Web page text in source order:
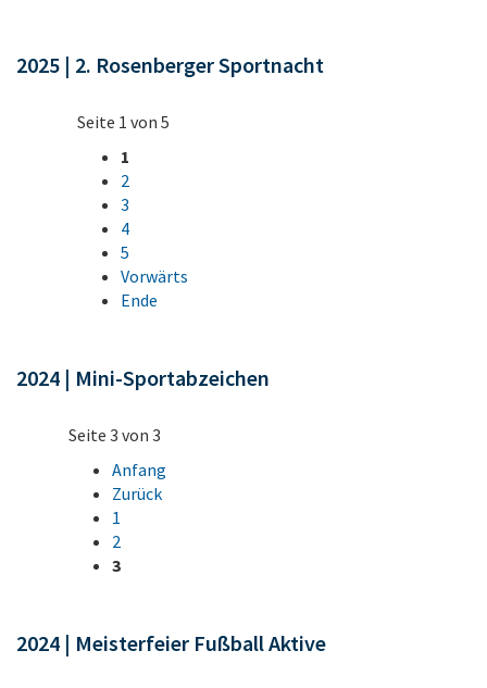
2025 | 2. Rosenberger Sportnacht
Seite 1 von 5
1
2
3
4
5
Vorwärts
Ende
2024 | Mini-Sportabzeichen
Seite 3 von 3
Anfang
Zurück
1
2
3
2024 | Meisterfeier Fußball Aktive